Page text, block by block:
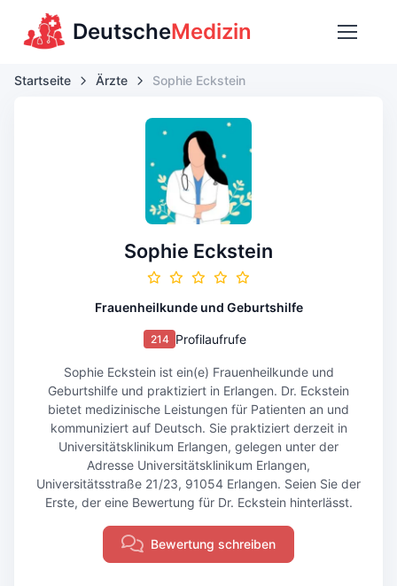
DeutscheMedizin
Startseite Ärzte Sophie Eckstein
Sophie Eckstein
Frauenheilkunde und Geburtshilfe
214 Profilaufrufe
Sophie Eckstein ist ein(e) Frauenheilkunde und
Geburtshilfe und praktiziert in Erlangen. Dr. Eckstein
bietet medizinische Leistungen für Patienten an und
kommuniziert auf Deutsch. Sie praktiziert derzeit in
Universitätsklinikum Erlangen, gelegen unter der
Adresse Universitätsklinikum Erlangen,
Universitätsstraße 21/23, 91054 Erlangen. Seien Sie der
Erste, der eine Bewertung für Dr. Eckstein hinterlässt.
Bewertung schreiben